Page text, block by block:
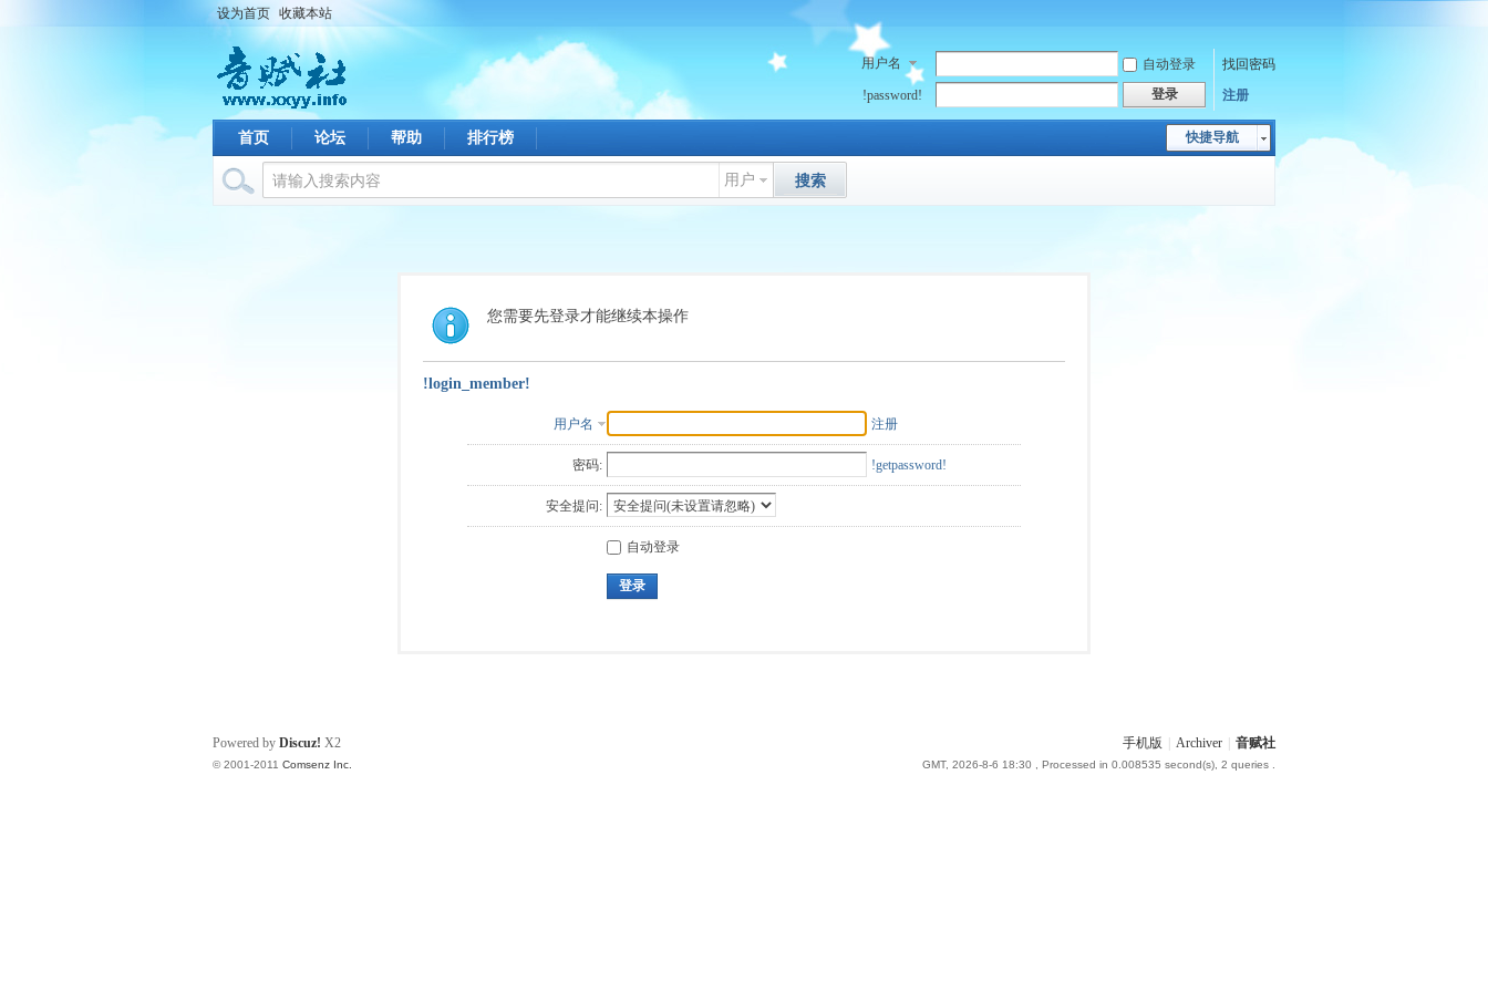
设为首页 收藏本站
用户名 自动登录
找回密码
!password!
登录 注册
快捷导航
首页 论坛 帮助 排行榜
用户 搜索
您需要先登录才能继续本操作
!login_member!
用户名 注册
密码: !getpassword!
安全提问:
自动登录
登录
手机版 Archiver 音赋社
GMT, 2026-8-6 18:30 , Processed in 0.008535 second(s), 2 queries .
Powered by Discuz! X2
© 2001-2011 Comsenz Inc.